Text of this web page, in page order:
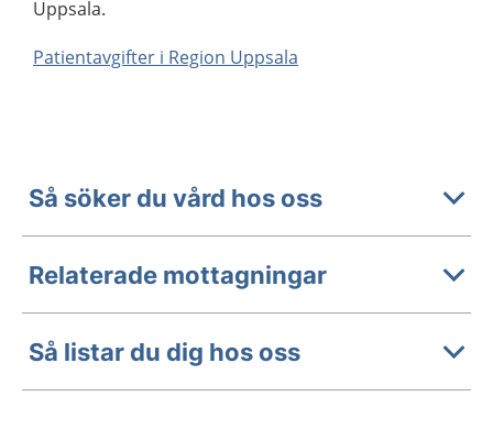
Uppsala.
Patientavgifter i Region Uppsala
Så söker du vård hos oss
Relaterade mottagningar
Så listar du dig hos oss